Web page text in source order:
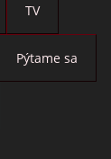
TV
Pýtame sa